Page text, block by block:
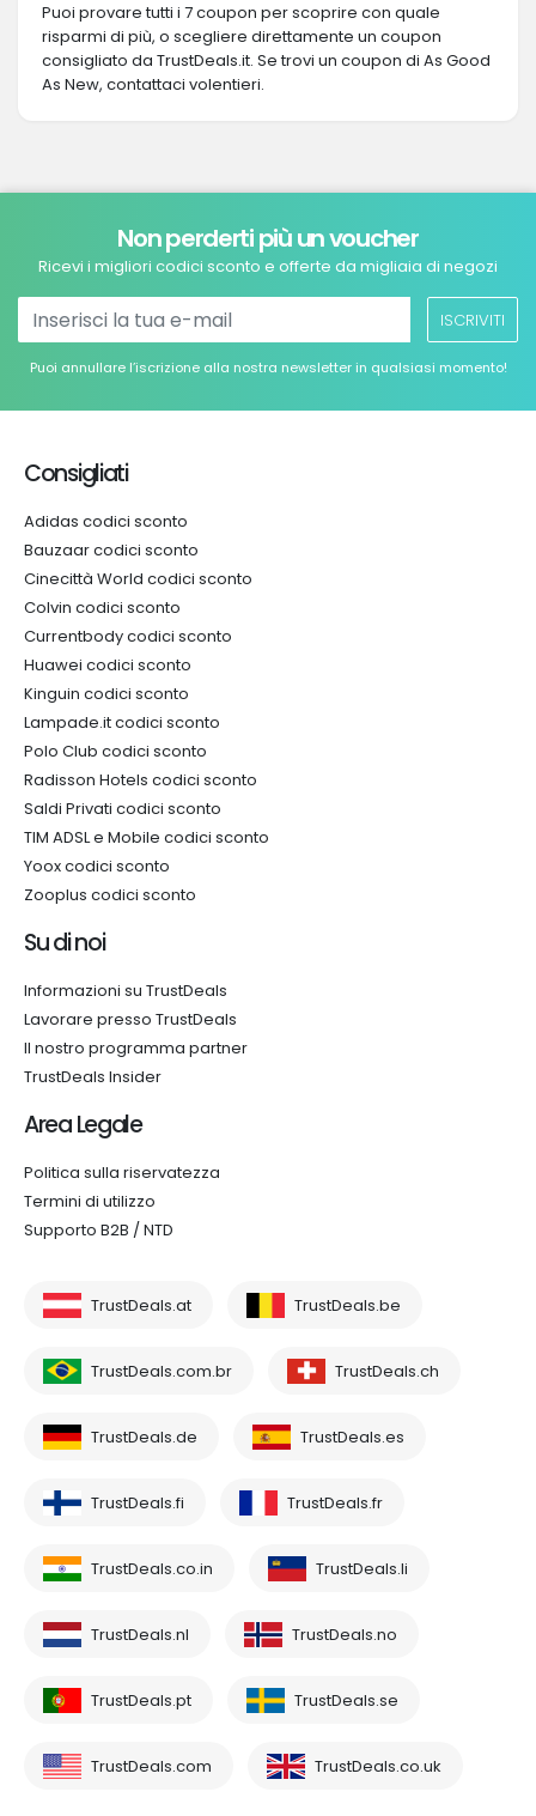
Puoi provare tutti i 7 coupon per scoprire con quale
risparmi di più, o scegliere direttamente un coupon
consigliato da TrustDeals.it. Se trovi un coupon di As Good
As New, contattaci volentieri.
Non perderti più un voucher
Ricevi i migliori codici sconto e offerte da migliaia di negozi
ISCRIVITI
Puoi annullare l’iscrizione alla nostra newsletter in qualsiasi momento!
Consigliati
Adidas codici sconto
Bauzaar codici sconto
Cinecittà World codici sconto
Colvin codici sconto
Currentbody codici sconto
Huawei codici sconto
Kinguin codici sconto
Lampade.it codici sconto
Polo Club codici sconto
Radisson Hotels codici sconto
Saldi Privati codici sconto
TIM ADSL e Mobile codici sconto
Yoox codici sconto
Zooplus codici sconto
Su di noi
Informazioni su TrustDeals
Lavorare presso TrustDeals
Il nostro programma partner
TrustDeals Insider
Area Legale
Politica sulla riservatezza
Termini di utilizzo
Supporto B2B / NTD
TrustDeals.at TrustDeals.be
TrustDeals.com.br TrustDeals.ch
TrustDeals.de TrustDeals.es
TrustDeals.fi TrustDeals.fr
TrustDeals.co.in TrustDeals.li
TrustDeals.nl TrustDeals.no
TrustDeals.pt TrustDeals.se
TrustDeals.com TrustDeals.co.uk